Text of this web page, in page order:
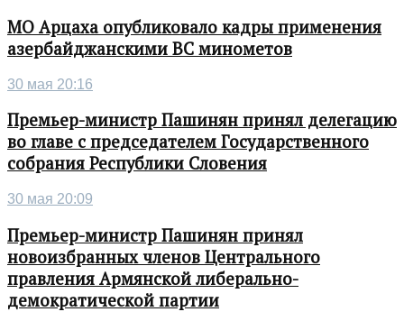
МО Арцаха опубликовало кадры применения
азербайджанскими ВС минометов
30 мая 20:16
Премьер-министр Пашинян принял делегацию
во главе с председателем Государственного
собрания Республики Словения
30 мая 20:09
Премьер-министр Пашинян принял
новоизбранных членов Центрального
правления Армянской либерально-
демократической партии